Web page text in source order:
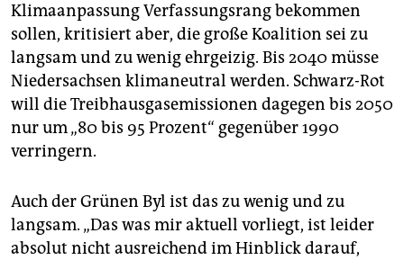
Klimaanpassung Verfassungsrang bekommen
sollen, kritisiert aber, die große Koalition sei zu
langsam und zu wenig ehrgeizig. Bis 2040 müsse
Niedersachsen klimaneutral werden. Schwarz-Rot
will die Treibhausgasemissionen dagegen bis 2050
nur um „80 bis 95 Prozent“ gegenüber 1990
verringern.
Auch der Grünen Byl ist das zu wenig und zu
langsam. „Das was mir aktuell vorliegt, ist leider
absolut nicht ausreichend im Hinblick darauf,